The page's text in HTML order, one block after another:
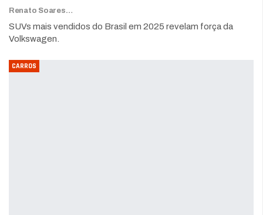
Renato Soares
SUVs mais vendidos do Brasil em 2025 revelam força da
Volkswagen.
CARROS